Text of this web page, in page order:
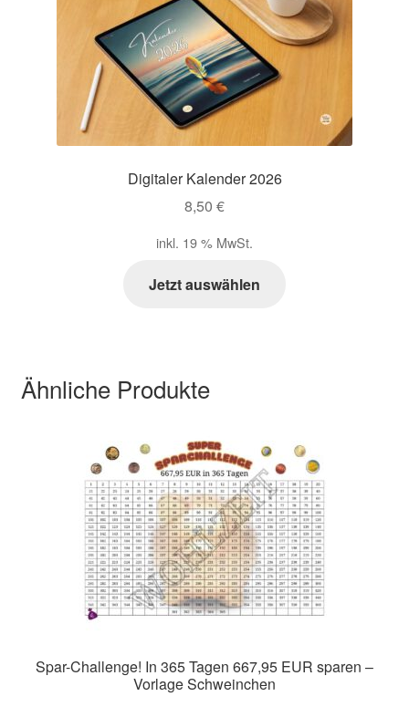
Digitaler Kalender 2026
8,50 €
inkl. 19 % MwSt.
Jetzt auswählen
Ähnliche Produkte
Spar-Challenge! In 365 Tagen 667,95 EUR sparen –
Vorlage Schweinchen